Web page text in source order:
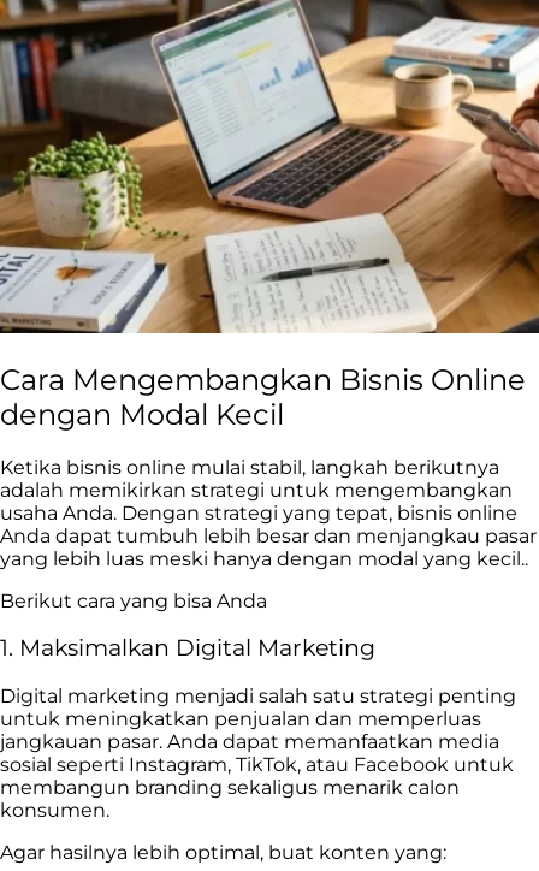
Cara Mengembangkan Bisnis Online
dengan Modal Kecil
Ketika bisnis online mulai stabil, langkah berikutnya
adalah memikirkan strategi untuk mengembangkan
usaha Anda. Dengan strategi yang tepat, bisnis online
Anda dapat tumbuh lebih besar dan menjangkau pasar
yang lebih luas meski hanya dengan modal yang kecil..
Berikut cara yang bisa Anda
1. Maksimalkan Digital Marketing
Digital marketing menjadi salah satu strategi penting
untuk meningkatkan penjualan dan memperluas
jangkauan pasar. Anda dapat memanfaatkan media
sosial seperti Instagram, TikTok, atau Facebook untuk
membangun branding sekaligus menarik calon
konsumen.
Agar hasilnya lebih optimal, buat konten yang: